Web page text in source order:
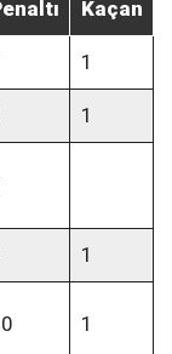
Kaçan
1
1
1
1